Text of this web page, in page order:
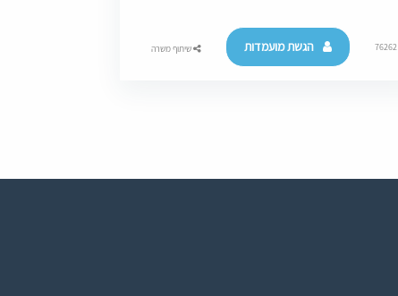
76262 הגשת מועמדות שיתוף משרה